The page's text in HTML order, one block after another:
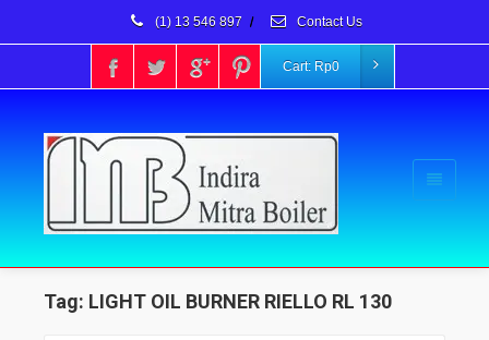
(1) 13 546 897 / Contact Us
Cart: Rp0
Tag: LIGHT OIL BURNER RIELLO RL 130